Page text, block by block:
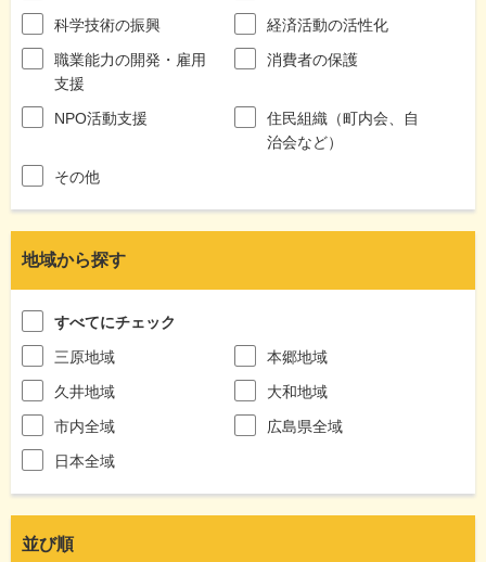
科学技術の振興
経済活動の活性化
職業能力の開発・雇用
支援
消費者の保護
NPO活動支援
住民組織（町内会、自
治会など）
その他
地域から探す
すべてにチェック
三原地域
本郷地域
久井地域
大和地域
市内全域
広島県全域
日本全域
並び順